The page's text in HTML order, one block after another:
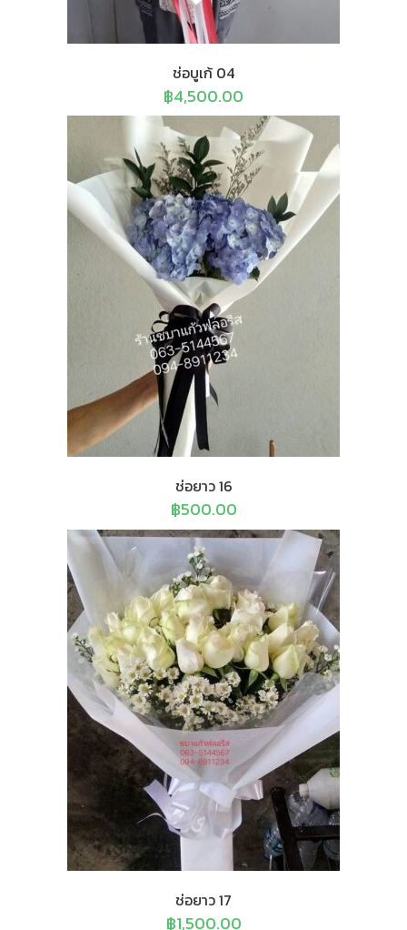
ช่อบูเก้ 04
฿4,500.00
ช่อยาว 16
฿500.00
ช่อยาว 17
฿1,500.00